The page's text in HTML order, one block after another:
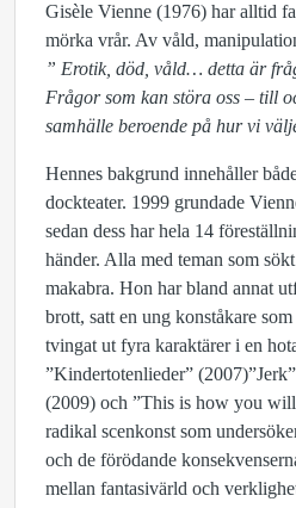
Gisèle Vienne (1976) har alltid
mörka vrår. Av våld,
” Erotik, död, våld… detta är
Frågor som kan störa oss – till
samhälle beroende på hur vi
Hennes bakgrund innehåller
dockteater. 1999 grundade
sedan dess har hela 14
händer. Alla med teman som
makabra. Hon har bland annat
brott, satt en ung konståkare
tvingat ut fyra karaktärer i en
”Kindertotenlieder”
(2009) och ”This is how you
radikal scenkonst som
och de förödande
mellan fantasivärld och